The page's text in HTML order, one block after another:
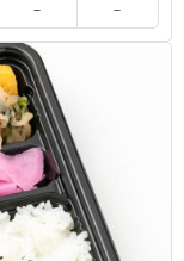
です。 メイン
満足度が非常に
－ －